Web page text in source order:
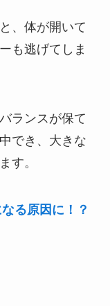
、体が開いて
も逃げてしま
ランスが保て
でき、大きな
す。
る原因に！？